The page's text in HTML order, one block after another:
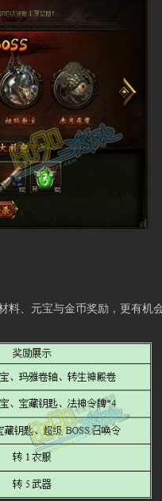
、元宝与金币奖励，更有机